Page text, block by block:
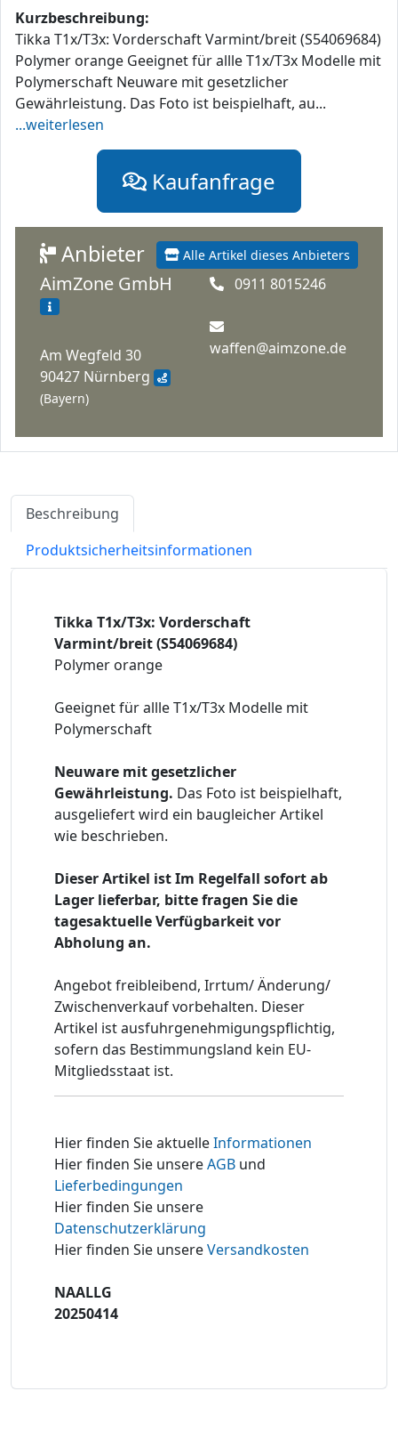
Kurzbeschreibung:
Tikka T1x/T3x: Vorderschaft Varmint/breit (S54069684)
Polymer orange Geeignet für allle T1x/T3x Modelle mit
Polymerschaft Neuware mit gesetzlicher
Gewährleistung. Das Foto ist beispielhaft, au...
...weiterlesen
Kaufanfrage
Alle Artikel dieses Anbieters
Anbieter
AimZone GmbH
Am Wegfeld 30
90427 Nürnberg
(Bayern)
0911 8015246
waffen@aimzone.de
Beschreibung
Produktsicherheitsinformationen
Tikka T1x/T3x: Vorderschaft
Varmint/breit (S54069684)
Polymer orange
Geeignet für allle T1x/T3x Modelle mit
Polymerschaft
Neuware mit gesetzlicher
Gewährleistung. Das Foto ist beispielhaft,
ausgeliefert wird ein baugleicher Artikel
wie beschrieben.
Dieser Artikel ist Im Regelfall sofort ab
Lager lieferbar, bitte fragen Sie die
tagesaktuelle Verfügbarkeit vor
Abholung an.
Angebot freibleibend, Irrtum/ Änderung/
Zwischenverkauf vorbehalten. Dieser
Artikel ist ausfuhrgenehmigungspflichtig,
sofern das Bestimmungsland kein EU-
Mitgliedsstaat ist.
Hier finden Sie aktuelleInformationen
Hier finden Sie unsereAGB und
Lieferbedingungen
Hier finden Sie unsere
Datenschutzerklärung
Hier finden Sie unsereVersandkosten
NAALLG
20250414